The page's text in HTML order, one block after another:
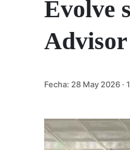
Evolve
Fecha: 28 May 2026 ·